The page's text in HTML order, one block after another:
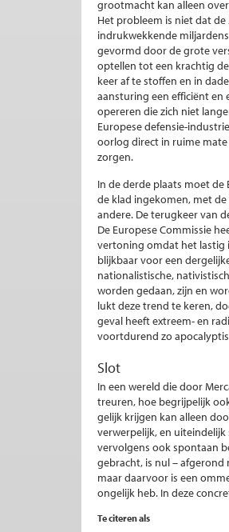
grootmacht kan alleen
Het probleem is niet dat
indrukwekkende
gevormd door de grote
optellen tot een krachtig
keer af te stoffen en in
aansturing een efficiënt en
opereren die zich niet
Europese defensie-
oorlog direct in ruime
zorgen.
In de derde plaats moet
de klad ingekomen, met
andere. De terugkeer van
De Europese Commissie
vertoning omdat het lastig
blijkbaar voor een
nationalistische,
worden gedaan, zijn en
lukt deze trend te keren,
geval heeft extreem- en
voortdurend zo
Slot
In een wereld die door
treuren, hoe begrijpelijk
gelijk krijgen kan alleen
verwerpelijk, en uiteindelijk
vervolgens ook spontaan
gebracht, is nul – afgerond
maar daarvoor is een
ongelijk heb. In deze
Te citeren als